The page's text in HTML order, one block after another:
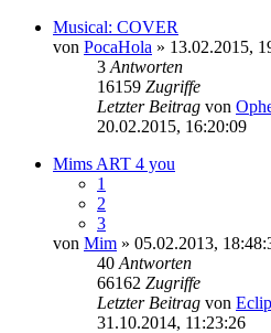
Musical: COVER
von PocaHola » 13.02.2015,
3 Antworten
16159 Zugriffe
Letzter Beitrag von
20.02.2015, 16:20:09
Mims ART 4 you
1
2
3
von Mim » 05.02.2013,
40 Antworten
66162 Zugriffe
Letzter Beitrag von
31.10.2014, 11:23:26